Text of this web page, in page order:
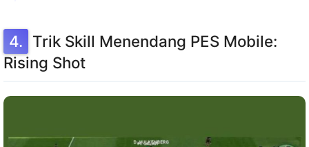
Trik Skill Menendang PES Mobile:
Rising Shot